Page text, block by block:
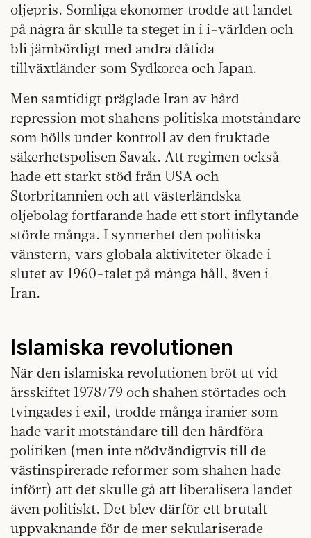
oljepris. Somliga ekonomer trodde att landet
på några år skulle ta steget in i i-världen och
bli jämbördigt med andra dåtida
tillväxtländer som Sydkorea och Japan.
Men samtidigt präglade Iran av hård
repression mot shahens politiska motståndare
som hölls under kontroll av den fruktade
säkerhetspolisen Savak. Att regimen också
hade ett starkt stöd från USA och
Storbritannien och att västerländska
oljebolag fortfarande hade ett stort inflytande
störde många. I synnerhet den politiska
vänstern, vars globala aktiviteter ökade i
slutet av 1960-talet på många håll, även i
Iran.
Islamiska revolutionen
När den islamiska revolutionen bröt ut vid
årsskiftet 1978/79 och shahen störtades och
tvingades i exil, trodde många iranier som
hade varit motståndare till den hårdföra
politiken (men inte nödvändigtvis till de
västinspirerade reformer som shahen hade
infört) att det skulle gå att liberalisera landet
även politiskt. Det blev därför ett brutalt
uppvaknande för de mer sekulariserade